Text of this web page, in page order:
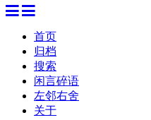
首页
归档
搜索
闲言碎语
左邻右舍
关于